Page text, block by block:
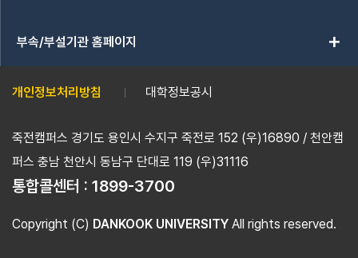
부속/부설기관 홈페이지 add
개인정보처리방침 대학정보공시
죽전캠퍼스 경기도 용인시 수지구 죽전로 152 (우)16890 / 천안캠
퍼스 충남 천안시 동남구 단대로 119 (우)31116
통합콜센터 : 1899-3700
Copyright (C) DANKOOK UNIVERSITY All rights reserved.